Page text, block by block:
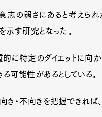
志の弱さにあると考えら
示す研究となった。
的に特定のダイエットに
可能性があるとしている。
き・不向きを把握できれば